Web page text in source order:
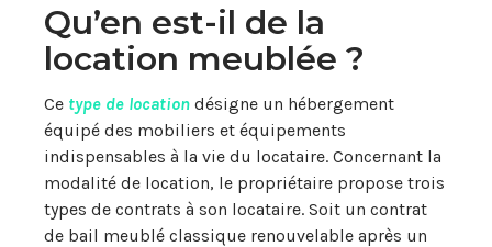
Qu’en est-il de la
location meublée ?
Ce type de location désigne un hébergement
équipé des mobiliers et équipements
indispensables à la vie du locataire. Concernant la
modalité de location, le propriétaire propose trois
types de contrats à son locataire. Soit un contrat
de bail meublé classique renouvelable après un